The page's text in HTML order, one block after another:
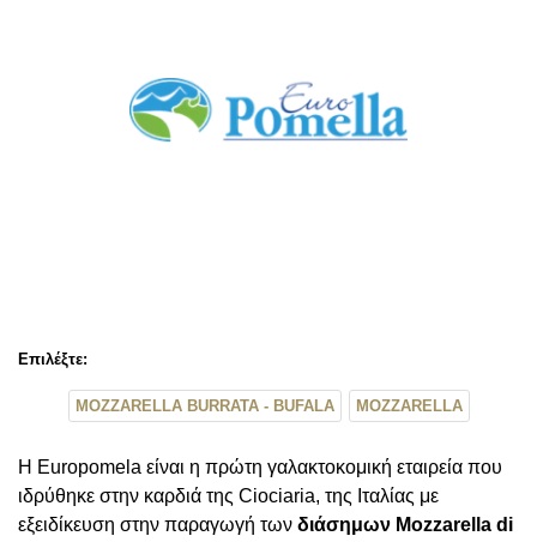
Επιλέξτε:
MOZZARELLA BURRATA - BUFALA MOZZARELLA
H Europomela είναι η πρώτη γαλακτοκομική εταιρεία που
ιδρύθηκε στην καρδιά της Ciociaria, της Ιταλίας με
εξειδίκευση στην παραγωγή των διάσημων Mozzarella di